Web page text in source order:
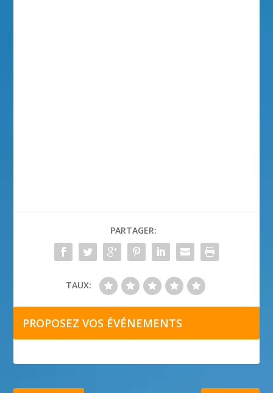
PARTAGER:
TAUX:
PROPOSEZ VOS ÉVÉNEMENTS